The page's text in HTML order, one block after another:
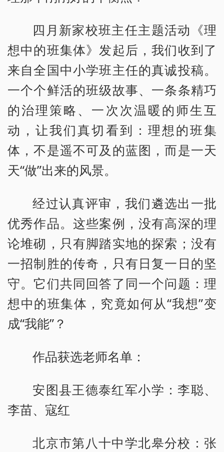
四月新家校班主任主题活动《理
想中的班集体》发起后，我们收到了
来自全国中小学班主任的真诚投稿。
一个个鲜活的班级故事、一条条精巧
的治理策略、一次次温暖的师生互
动，让我们真切看到：理想的班集
体，不是遥不可及的蓝图，而是一天
天“做”出来的风景。
经过认真评审，我们遴选出一批
优秀作品。这些案例，没有高深的理
论堆砌，只有脚踏实地的探索；没有
一招制胜的传奇，只有日复一日的坚
守。它们共同回答了同一个问题：理
想中的班集体，究竟如何从“我想”变
成“我能”？
作品获选老师名单：
安图县王德泰红军小学：李聪、
李苗、寇红
北京市第八十中学北皋分校：张